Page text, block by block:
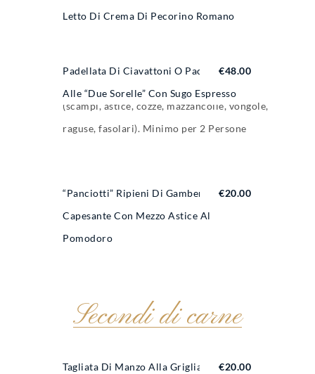
Letto Di Crema Di Pecorino Romano
Padellata Di Ciavattoni O Paccheri
Alle “Due Sorelle” Con Sugo Espresso
€48.00
(scampi, astice, cozze, mazzancolle, vongole,
raguse, fasolari). Minimo per 2 Persone
“Panciotti” Ripieni Di Gamberi E
Capesante Con Mezzo Astice Al
Pomodoro
€20.00
Secondi di carne
Tagliata Di Manzo Alla Griglia Con
€20.00